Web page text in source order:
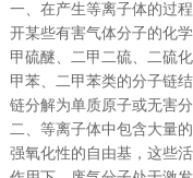
一、在产生等离子体的过
开某些有害气体分子的化
甲硫醚、二甲二硫、二硫
甲苯、二甲苯类的分子链
链分解为单质原子或无害分
二、等离子体中包含大量
强氧化性的自由基，这些